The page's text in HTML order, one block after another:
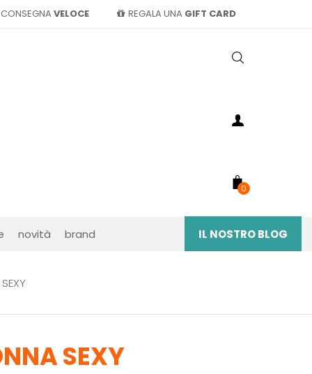
CONSEGNA VELOCE REGALA UNA GIFT CARD
0
novità brand IL NOSTRO BLOG
SEXY